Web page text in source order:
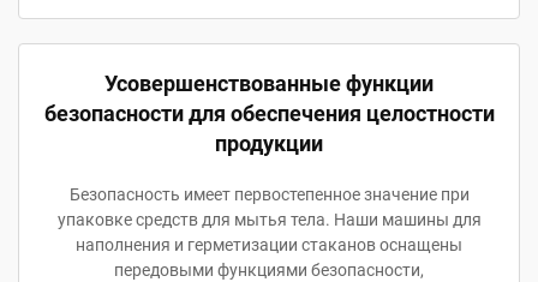
Усовершенствованные функции
безопасности для обеспечения целостности
продукции
Безопасность имеет первостепенное значение при
упаковке средств для мытья тела. Наши машины для
наполнения и герметизации стаканов оснащены
передовыми функциями безопасности,